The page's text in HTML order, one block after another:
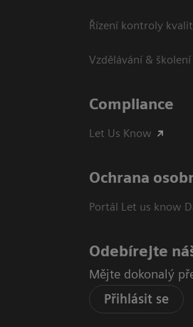
Řízení kontroly
Vzdělávání & školení
Compliance
Let Us Know
Ochrana
Portál Let us know
Odebírejte
Mějte dokonalý
Přihlásit se